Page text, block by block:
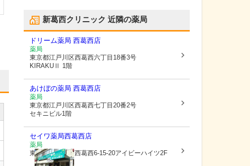
新葛西クリニック 近隣の薬局
ドリーム薬局 西葛西店
薬局
東京都江戸川区西葛西六丁目18番3号
KIRAKUⅡ 1階
あけぼの薬局 西葛西店
薬局
東京都江戸川区西葛西七丁目20番2号
セキニビル1階
セイワ薬局西葛西店
薬局
東京都江戸川区西葛西6-15-20アイビーハイツ2F